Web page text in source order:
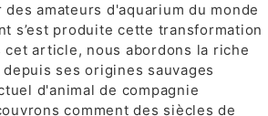
amateurs d'aquarium du monde
s’est produite cette transformation
cet article, nous abordons la riche
ses origines sauvages
d'animal de compagnie
comment des siècles de